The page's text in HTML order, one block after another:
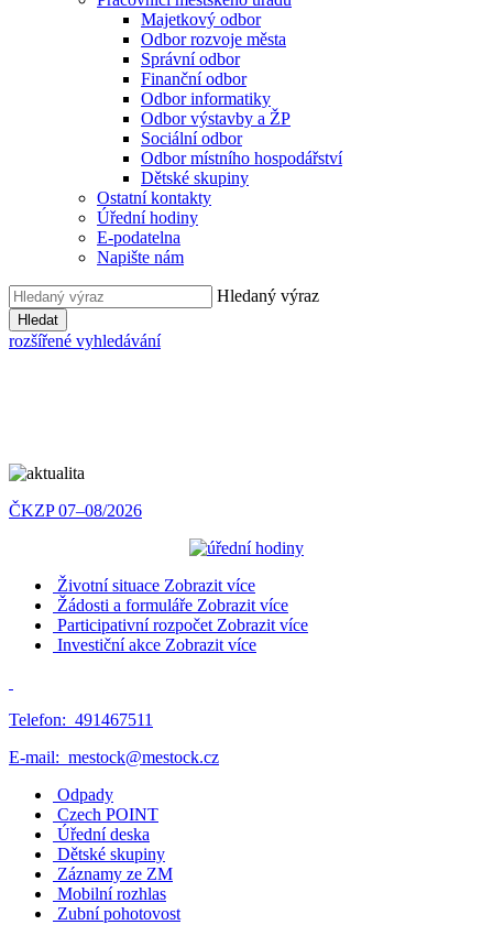
Majetkový odbor
Odbor rozvoje města
Správní odbor
Finanční odbor
Odbor informatiky
Odbor výstavby a ŽP
Sociální odbor
Odbor místního hospodářství
Dětské skupiny
Ostatní kontakty
Úřední hodiny
E-podatelna
Napište nám
Hledaný výraz
Hledat
rozšířené vyhledávání
ČKZP 07–08/2026
Životní situace Zobrazit více
Žádosti a formuláře Zobrazit více
Participativní rozpočet Zobrazit více
Investiční akce Zobrazit více
Telefon: 491467511
E-mail: mestock@mestock.cz
Odpady
Czech POINT
Úřední deska
Dětské skupiny
Záznamy ze ZM
Mobilní rozhlas
Zubní pohotovost